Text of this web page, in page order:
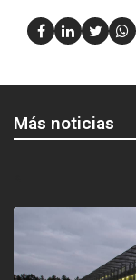
Más noticias